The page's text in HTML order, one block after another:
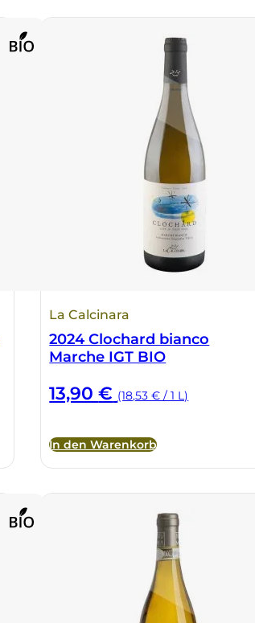
La Calcinara
2024 Clochard bianco
Marche IGT BIO
13,90€ (18,53 € / 1 L)
In den Warenkorb